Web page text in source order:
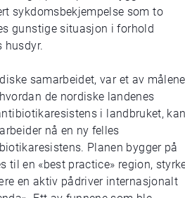
sykdomsbekjempelse som to
gunstige situasjon i forhold
husdyr.
samarbeidet, var et av målene
de nordiske landenes
i landbruket,
nå en ny felles
Planen bygger på
til en «best practice» region,
en aktiv pådriver internasjonalt